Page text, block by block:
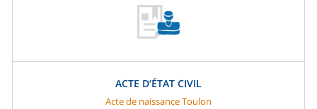
ACTE D’ÉTAT CIVIL
Acte de naissance Toulon